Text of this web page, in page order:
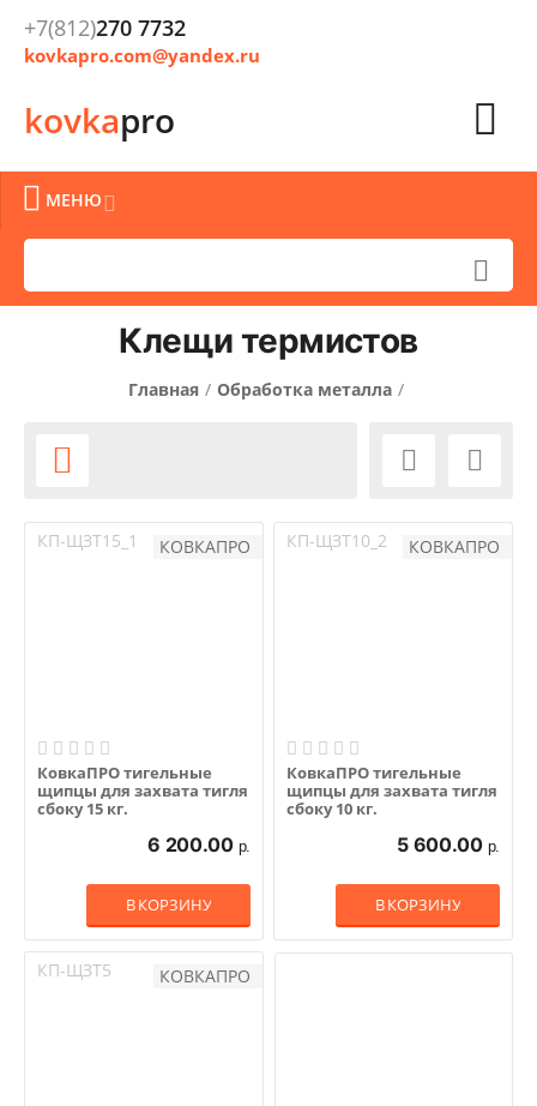
kovkapro
+7(812)270 7732
kovkapro.com@yandex.ru

 МЕНЮ

Клещи термистов
Главная / Обработка металла /
  
КП-ЩЗТ15_1 КОВКАПРО
КовкаПРО тигельные
щипцы для захвата тигля
сбоку 15 кг.
6 200.00 р.
В КОРЗИНУ
КП-ЩЗТ10_2 КОВКАПРО
КовкаПРО тигельные
щипцы для захвата тигля
сбоку 10 кг.
5 600.00 р.
В КОРЗИНУ
КП-ЩЗТ5 КОВКАПРО